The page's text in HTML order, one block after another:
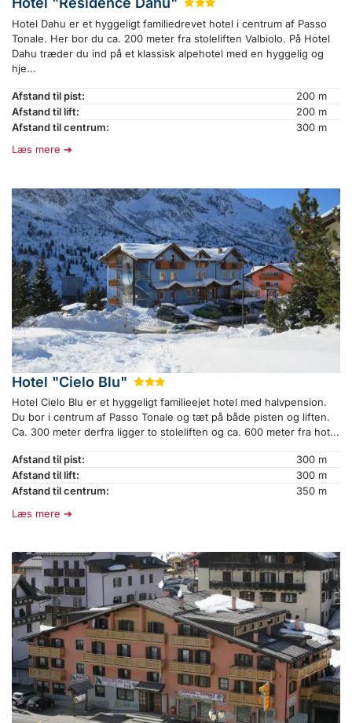
★★
Hotel Dahu er et hyggeligt familiedrevet hotel i centrum af Passo
Tonale. Her bor du ca. 200 meter fra stoleliften Valbiolo. På Hotel
Dahu træder du ind på et klassisk alpehotel med en hyggelig og
hje...
Afstand til pist:
200 m
Afstand til lift:
200 m
Afstand til centrum:
300 m
Læs mere
Hotel "Cielo Blu" ★★
Hotel Cielo Blu er et hyggeligt familieejet hotel med halvpension.
Du bor i centrum af Passo Tonale og tæt på både pisten og liften.
Ca. 300 meter derfra ligger to stoleliften og ca. 600 meter fra hot...
Afstand til pist:
300 m
Afstand til lift:
300 m
Afstand til centrum:
350 m
Læs mere